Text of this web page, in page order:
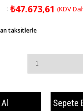
: ₺47.673,61 (KDV
taksitlerle